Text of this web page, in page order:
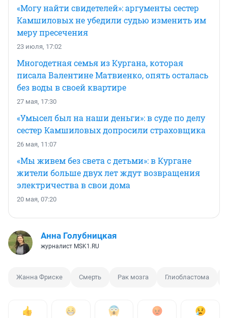
«Могу найти свидетелей»: аргументы сестер
Камшиловых не убедили судью изменить им
меру пресечения
23 июля, 17:02
Многодетная семья из Кургана, которая
писала Валентине Матвиенко, опять осталась
без воды в своей квартире
27 мая, 17:30
«Умысел был на наши деньги»: в суде по делу
сестер Камшиловых допросили страховщика
26 мая, 11:07
«Мы живем без света с детьми»: в Кургане
жители больше двух лет ждут возвращения
электричества в свои дома
20 мая, 07:20
Анна Голубницкая
журналист MSK1.RU
Жанна Фриске Смерть Рак мозга Глиобластома